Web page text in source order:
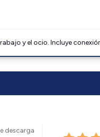
y el ocio. Incluye
descarga